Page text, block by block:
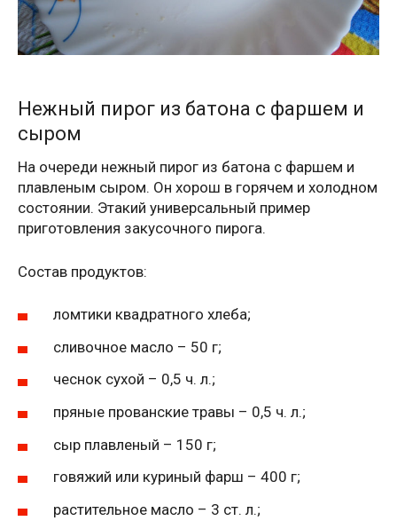
Нежный пирог из батона с фаршем и
сыром
На очереди нежный пирог из батона с фаршем и
плавленым сыром. Он хорош в горячем и холодном
состоянии. Этакий универсальный пример
приготовления закусочного пирога.
Состав продуктов:
ломтики квадратного хлеба;
сливочное масло – 50 г;
чеснок сухой – 0,5 ч. л.;
пряные прованские травы – 0,5 ч. л.;
сыр плавленый – 150 г;
говяжий или куриный фарш – 400 г;
растительное масло – 3 ст. л.;